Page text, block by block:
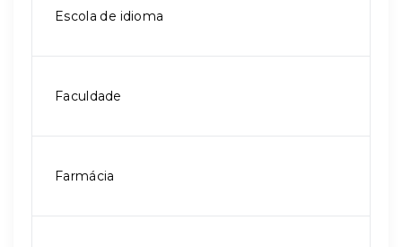
Escola de idioma
Faculdade
Farmácia